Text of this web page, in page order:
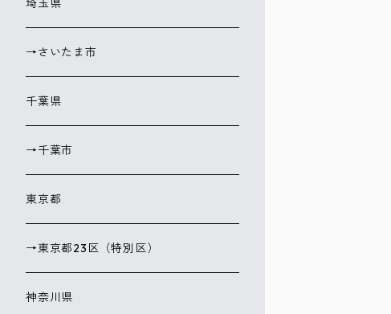
埼玉県
→さいたま市
千葉県
→千葉市
東京都
→東京都23区（特別区）
神奈川県